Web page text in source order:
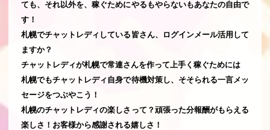
ても、それ以外を、稼ぐためにやるもやらないもあなたの自由で
す！
札幌でチャットレディしている皆さん、ログインメール活用して
ますか？
チャットレディが札幌で常連さんを作って上手く稼ぐためには
札幌でもチャットレディ自身で待機対策し、そそられる一言メッ
セージをつぶやこう！
札幌のチャットレディの楽しさって？頑張った分報酬がもらえる
楽しさ！お客様から感謝される嬉しさ！